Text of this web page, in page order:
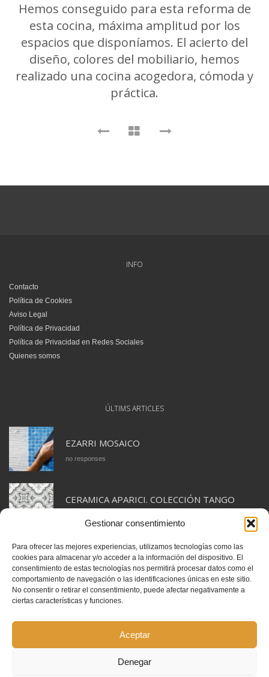
Gestionar consentimiento
Para ofrecer las mejores experiencias, utilizamos tecnologías como las
cookies para almacenar y/o acceder a la información del dispositivo. El
consentimiento de estas tecnologías nos permitirá procesar datos como el
comportamiento de navegación o las identificaciones únicas en este sitio.
No consentir o retirar el consentimiento, puede afectar negativamente a
ciertas características y funciones.
Aceptar
Denegar
Hemos conseguido para esta reforma de
esta cocina, máxima amplitud por los
espacios que disponíamos. El acierto del
diseño, colores del mobiliario, hemos
realizado una cocina acogedora, cómoda y
práctica.
INFO
Contacto
Política de Cookies
Aviso Legal
Política de Privacidad
Política de Privacidad en Redes Sociales
Quienes somos
ÚLTIMS ARTICLES
EZARRI MOSAICO
no responses
CERAMICA APARICI. COLECCIÓN TANGO
INSTAGRAM
OrangeIdea.